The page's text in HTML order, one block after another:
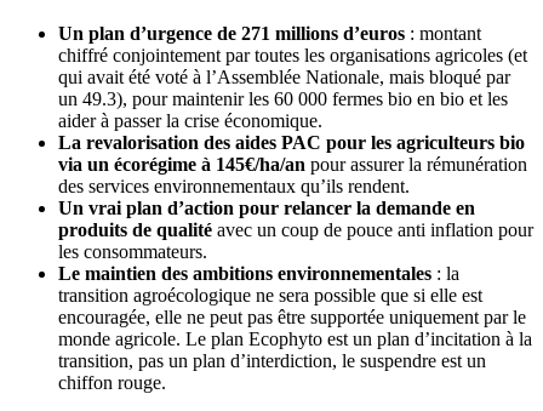
Un plan d’urgence de 271 millions d’euros : montant
chiffré conjointement par toutes les organisations agricoles (et
qui avait été voté à l’Assemblée Nationale, mais bloqué par
un 49.3), pour maintenir les 60 000 fermes bio en bio et les
aider à passer la crise économique.
La revalorisation des aides PAC pour les agriculteurs bio
via un écorégime à 145€/ha/an pour assurer la rémunération
des services environnementaux qu’ils rendent.
Un vrai plan d’action pour relancer la demande en
produits de qualité avec un coup de pouce anti inflation pour
les consommateurs.
Le maintien des ambitions environnementales : la
transition agroécologique ne sera possible que si elle est
encouragée, elle ne peut pas être supportée uniquement par le
monde agricole. Le plan Ecophyto est un plan d’incitation à la
transition, pas un plan d’interdiction, le suspendre est un
chiffon rouge.